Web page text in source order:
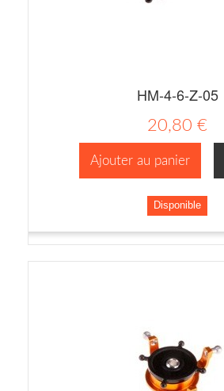
HM-4-6-Z-05
20,80 €
Ajouter au panier
Disponible